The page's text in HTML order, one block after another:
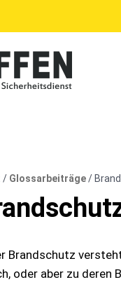
/ Glossarbeiträge/
Brandschutz
oder aber zu deren